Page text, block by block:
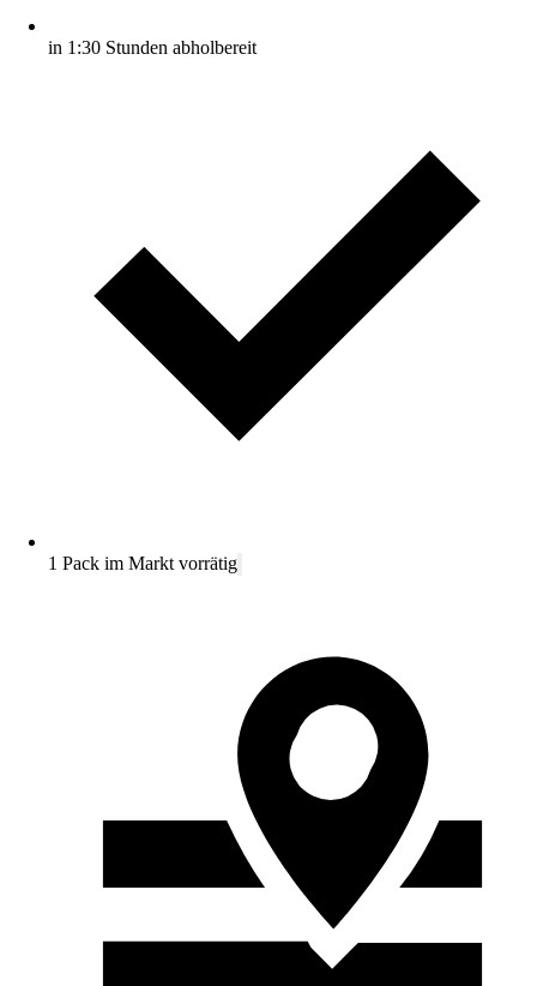
in 1:30 Stunden abholbereit
1 Pack im Markt vorrätig